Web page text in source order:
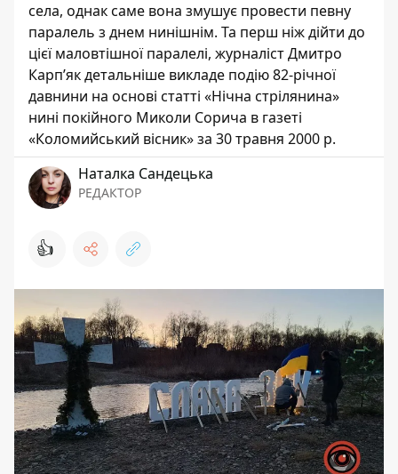
села, однак саме вона змушує провести певну
паралель з днем нинішнім. Та перш ніж дійти до
цієї маловтішної паралелі, журналіст Дмитро
Карп’як детальніше викладе подію 82-річної
давнини на основі статті «Нічна стрілянина»
нині покійного Миколи Сорича в газеті
«Коломийський вісник» за 30 травня 2000 р.
Наталка Сандецька
РЕДАКТОР
👍